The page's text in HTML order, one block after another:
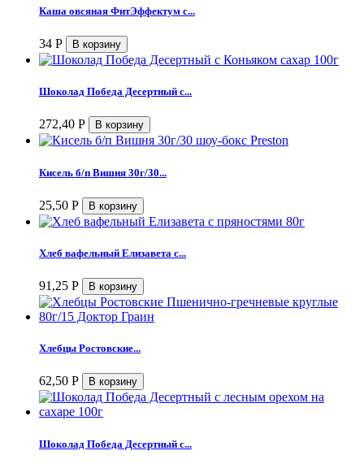
Каша овсяная ФитЭффектум с...
34 Р
Шоколад Победа Десертный с...
272,40 Р
Кисель б/п Вишня 30г/30...
25,50 Р
Хлеб вафельный Елизавета с...
91,25 Р
Хлебцы Ростовские...
62,50 Р
Шоколад Победа Десертный с...